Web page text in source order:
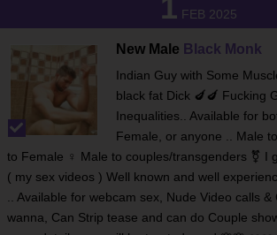
1 FEB 2025
New Male Black Monk
Indian Guy with Some
black fat Dick 🍆🍆 Fucking
Inequalities.. Available for
Female, or anyone .. Male
to Female ♀️ Male to couples/transgenders ⚧️ I
( my sex videos ) Well known and well
.. Available for webcam sex, Nude Video calls
wanna, Can Strip tease and can do Couple